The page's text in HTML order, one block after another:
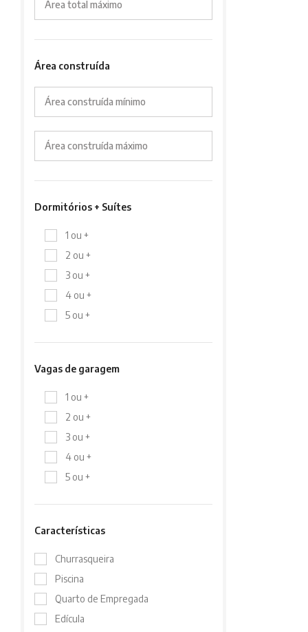
Área total máximo
Área construída
Área construída mínimo
Área construída máximo
Dormitórios + Suítes
1 ou +
2 ou +
3 ou +
4 ou +
5 ou +
Vagas de garagem
1 ou +
2 ou +
3 ou +
4 ou +
5 ou +
Características
Churrasqueira
Piscina
Quarto de Empregada
Edícula